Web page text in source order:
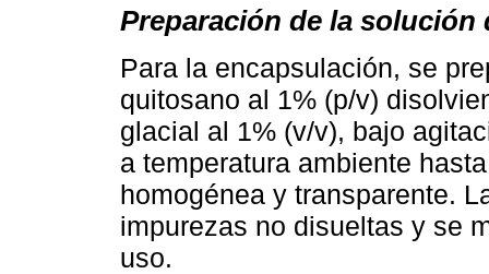
Preparación de la solución
Para la encapsulación, se
quitosano al 1% (p/v)
glacial al 1% (v/v), bajo
a temperatura ambiente
homogénea y transparente.
impurezas no disueltas y se
uso.